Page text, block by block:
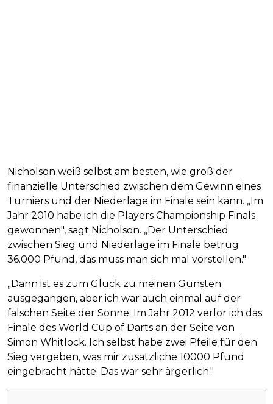
Nicholson weiß selbst am besten, wie groß der
finanzielle Unterschied zwischen dem Gewinn eines
Turniers und der Niederlage im Finale sein kann. „Im
Jahr 2010 habe ich die Players Championship Finals
gewonnen", sagt Nicholson. „Der Unterschied
zwischen Sieg und Niederlage im Finale betrug
36.000 Pfund, das muss man sich mal vorstellen."
„Dann ist es zum Glück zu meinen Gunsten
ausgegangen, aber ich war auch einmal auf der
falschen Seite der Sonne. Im Jahr 2012 verlor ich das
Finale des World Cup of Darts an der Seite von
Simon Whitlock. Ich selbst habe zwei Pfeile für den
Sieg vergeben, was mir zusätzliche 10000 Pfund
eingebracht hätte. Das war sehr ärgerlich."